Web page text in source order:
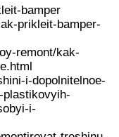
bamper
prikleit-bamper-
remont/kak-
i-dopolnitelnoe-
plastikovyih-
i-